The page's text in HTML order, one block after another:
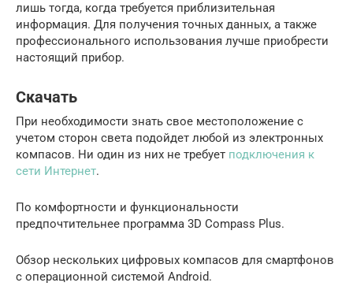
лишь тогда, когда требуется приблизительная
информация. Для получения точных данных, а также
профессионального использования лучше приобрести
настоящий прибор.
Скачать
При необходимости знать свое местоположение с
учетом сторон света подойдет любой из электронных
компасов. Ни один из них не требует подключения к
сети Интернет.
По комфортности и функциональности
предпочтительнее программа 3D Compass Plus.
Обзор нескольких цифровых компасов для смартфонов
с операционной системой Android.